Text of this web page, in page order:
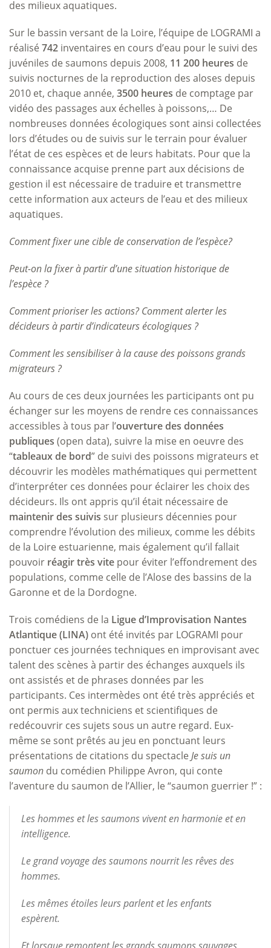
des milieux aquatiques.
Sur le bassin versant de la Loire, l’équipe de LOGRAMI a
réalisé 742 inventaires en cours d’eau pour le suivi des
juvéniles de saumons depuis 2008, 11 200 heures de
suivis nocturnes de la reproduction des aloses depuis
2010 et, chaque année, 3500 heures de comptage par
vidéo des passages aux échelles à poissons,… De
nombreuses données écologiques sont ainsi collectées
lors d’études ou de suivis sur le terrain pour évaluer
l’état de ces espèces et de leurs habitats. Pour que la
connaissance acquise prenne part aux décisions de
gestion il est nécessaire de traduire et transmettre
cette information aux acteurs de l’eau et des milieux
aquatiques.
Comment fixer une cible de conservation de l’espèce?
Peut-on la fixer à partir d’une situation historique de
l’espèce ?
Comment prioriser les actions? Comment alerter les
décideurs à partir d’indicateurs écologiques ?
Comment les sensibiliser à la cause des poissons grands
migrateurs ?
Au cours de ces deux journées les participants ont pu
échanger sur les moyens de rendre ces connaissances
accessibles à tous par l’ouverture des données
publiques (open data), suivre la mise en oeuvre des
“tableaux de bord” de suivi des poissons migrateurs et
découvrir les modèles mathématiques qui permettent
d’interpréter ces données pour éclairer les choix des
décideurs. Ils ont appris qu’il était nécessaire de
maintenir des suivis sur plusieurs décennies pour
comprendre l’évolution des milieux, comme les débits
de la Loire estuarienne, mais également qu’il fallait
pouvoir réagir très vite pour éviter l’effondrement des
populations, comme celle de l’Alose des bassins de la
Garonne et de la Dordogne.
Trois comédiens de la Ligue d’Improvisation Nantes
Atlantique (LINA) ont été invités par LOGRAMI pour
ponctuer ces journées techniques en improvisant avec
talent des scènes à partir des échanges auxquels ils
ont assistés et de phrases données par les
participants. Ces intermèdes ont été très appréciés et
ont permis aux techniciens et scientifiques de
redécouvrir ces sujets sous un autre regard. Eux-
même se sont prêtés au jeu en ponctuant leurs
présentations de citations du spectacle Je suis un
saumon du comédien Philippe Avron, qui conte
l’aventure du saumon de l’Allier, le “saumon guerrier !” :
Les hommes et les saumons vivent en harmonie et en
intelligence.
Le grand voyage des saumons nourrit les rêves des
hommes.
Les mêmes étoiles leurs parlent et les enfants
espèrent.